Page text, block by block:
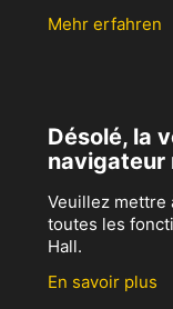
Mehr erfahren
Désolé, la
navigateur
Veuillez mettre
toutes les
Hall.
En savoir plus